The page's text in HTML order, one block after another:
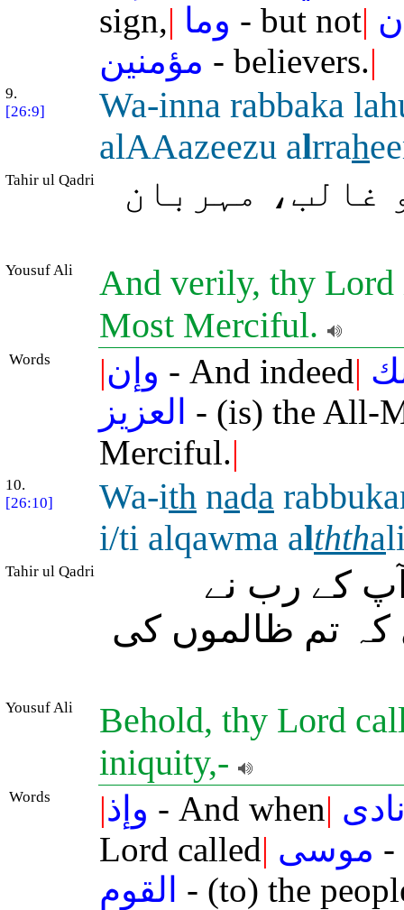
sign,| وما - but not|
مؤمنين - believers.|
9.
[26:9]
Wa-inna rabbaka
alAAazeezu alrrah
Tahir ul Qadri غالب، مہربان
Yousuf Ali
And verily, thy
Most Merciful.
Words |وإن - And indeed|
العزيز - (is) the All-
Merciful.|
10.
[26:10]
Wa-ith nada
i/ti alqawma alththa
Tahir ul Qadri
کے رب نے
کہ تم ظالموں کی
Yousuf Ali
Behold, thy Lord
iniquity,-
Words |وإذ - And when|
Lord called| موسى -
القوم - (to) the